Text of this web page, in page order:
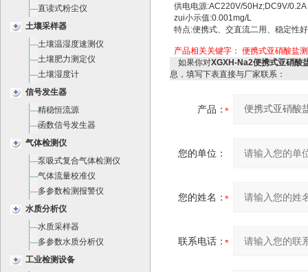
直读式粉尘仪
土壤采样器
土壤温湿度速测仪
土壤肥力测定仪
土壤湿度计
信号发生器
精稳恒流源
函数信号发生器
气体检测仪
泵吸式复合气体检测仪
气体流量校准仪
多参数检测报警仪
水质分析仪
水质采样器
多参数水质分析仪
工业检测设备
供电电源:AC220V/50Hz;DC9V/0.2A
zui小示值:0.001mg/L
特点:便携式、交直流二用、稳定性好
产品相关关键字： 便携式亚硝酸盐
如果你对XGXH-Na2便携式亚硝酸
息，填写下表直接与厂家联系：
产品：
您的单位：
您的姓名：
联系电话：